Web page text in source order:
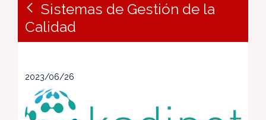
Sistemas de Gestión de la
Calidad
2023/06/26